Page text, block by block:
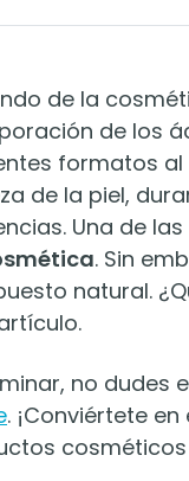
de la
de los
formatos
de la piel,
Una de
. Sin
natural.
no dudes
. ¡Conviértete